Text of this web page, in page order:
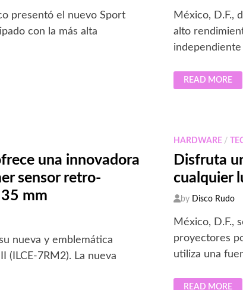
presentó el nuevo Sport
con la más alta
México, D.F.,
alto
HYPERX
AÑADE
PRODUCTOS
READ MORE
una innovadora
sensor retro-
mm
nueva y emblemática
(ILCE-7RM2). La nueva
HARDWARE /
Disfruta
cualquier
by Disco Rudo
México, D.F.,
proyectores
utiliza una
DISFRUTA
READ MORE